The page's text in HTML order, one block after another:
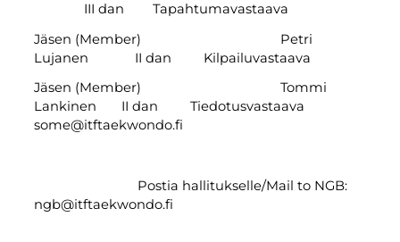
III dan Tapahtumavastaava
Jäsen (Member) Petri
Lujanen II dan Kilpailuvastaava
Jäsen (Member) Tommi
Lankinen II dan Tiedotusvastaava
some@itftaekwondo.fi
Postia hallitukselle/Mail to NGB:
ngb@itftaekwondo.fi